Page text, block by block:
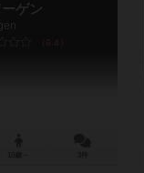
ゲン
6.4